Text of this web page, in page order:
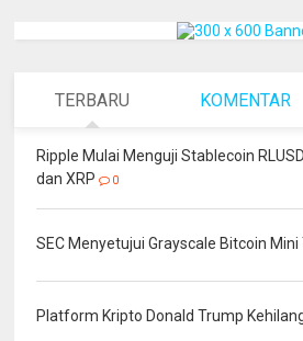
TERBARU KOMENTAR
Ripple Mulai Menguji Stablecoin
dan XRP
0
SEC Menyetujui Grayscale Bitcoin
Platform Kripto Donald Trump